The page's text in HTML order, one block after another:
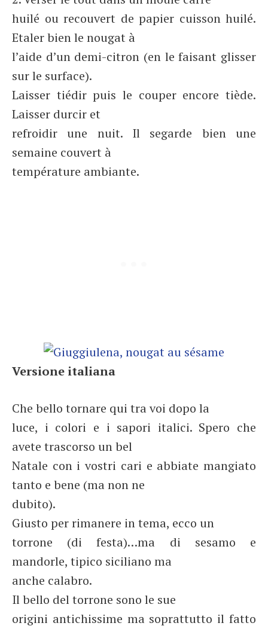
huilé ou recouvert de papier cuisson huilé.
Etaler bien le nougat à
l’aide d’un demi-citron (en le faisant glisser
sur le surface).
Laisser tiédir puis le couper encore tiède.
Laisser durcir et
refroidir une nuit. Il segarde bien une
semaine couvert à
température ambiante.
Versione italiana
Che bello tornare qui tra voi dopo la
luce, i colori e i sapori italici. Spero che
avete trascorso un bel
Natale con i vostri cari e abbiate mangiato
tanto e bene (ma non ne
dubito).
Giusto per rimanere in tema, ecco un
torrone (di festa)…ma di sesamo e
mandorle, tipico siciliano ma
anche calabro.
Il bello del torrone sono le sue
origini antichissime ma soprattutto il fatto